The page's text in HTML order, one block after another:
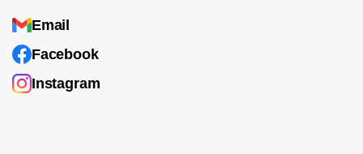
örugglega efni fyrir væntanlegar pantanir.
Hér er því um að ræða garn sem er í hærri
gæðum en venjulega er fáanlegt á hinum
almenna markaði enda gera þekktu tískuhúsin og
Email
Facebook
Instagram